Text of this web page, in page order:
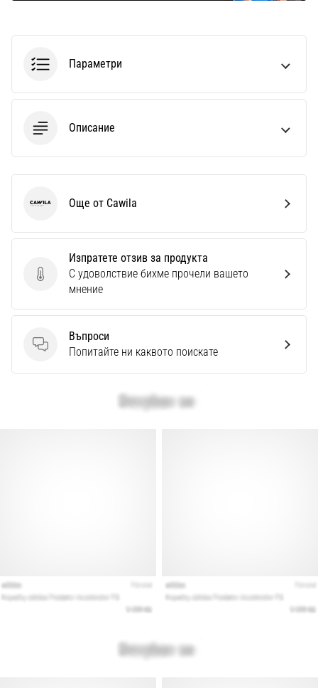
Параметри
Описание
Изпратете отзив за продукта
Изпратете отзив за продукта
С удоволствие бихме прочели вашето
мнение
Въпроси
Въпроси
Попитайте ни каквото поискате
Cawila Още от Cawila